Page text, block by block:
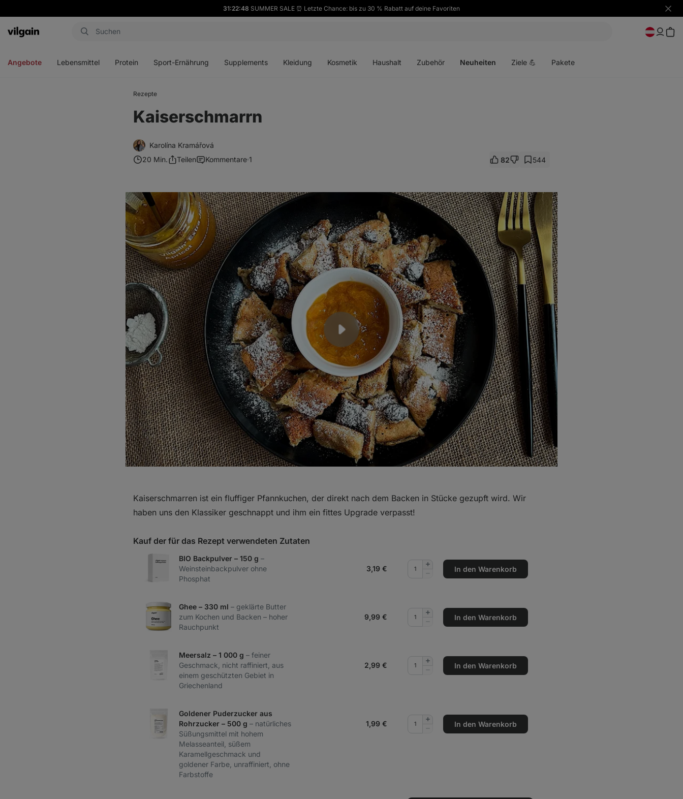
31:22:46 SUMMER SALE ⏰ Letzte Chance: bis zu 30 % Rabatt auf deine Favoriten
Aktin
Angebote Lebensmittel Protein Sport-Ernährung Supplements Kleidung Kosmetik Haushalt Zubehör Neuheiten Ziele 💪 Pakete
Rezepte
Kaiserschmarrn
Karolína Kramářová
20 Min.
Teilen Kommentare 1 82 544
Kaiserschmarren ist ein fluffiger Pfannkuchen, der direkt nach dem Backen in Stücke gezupft wird. Wir
haben uns den Klassiker geschnappt und ihm ein fittes Upgrade verpasst!
Kauf der für das Rezept verwendeten Zutaten
BIO Backpulver – 150 g –
Weinsteinbackpulver ohne
Phosphat
3,19 €
entfernen
Menge
hinzufügenIn den Warenkorb
Ghee – 330 ml – geklärte Butter
zum Kochen und Backen – hoher
Rauchpunkt
9,99 €
entfernen
Menge
hinzufügenIn den Warenkorb
Meersalz – 1 000 g – feiner
Geschmack, nicht raffiniert, aus
einem geschützten Gebiet in
Griechenland
2,99 €
entfernen
Menge
hinzufügenIn den Warenkorb
Goldener Puderzucker aus
Rohrzucker – 500 g – natürliches
Süßungsmittel mit hohem
Melasseanteil, süßem
Karamellgeschmack und
goldener Farbe, unraffiniert, ohne
Farbstoffe
1,99 €
entfernen
Menge
hinzufügenIn den Warenkorb